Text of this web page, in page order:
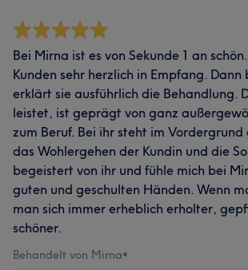
Bei Mirna ist es von Sekunde 1 an
Kunden sehr herzlich in Empfang. Dann
erklärt sie ausführlich die Behandlung.
leistet, ist geprägt von ganz
zum Beruf. Bei ihr steht im
das Wohlergehen der Kundin und die
begeistert von ihr und fühle mich bei
guten und geschulten Händen. Wenn
man sich immer erheblich erholter,
schöner.
Behandelt von Mirna•